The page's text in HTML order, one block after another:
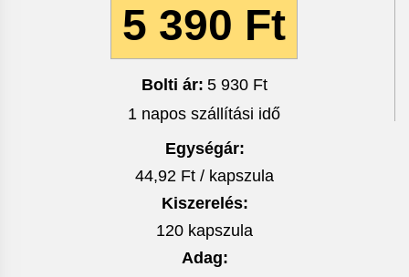
5 390 Ft
Bolti ár: 5 930 Ft
1 napos szállítási idő
Egységár:
44,92 Ft / kapszula
Kiszerelés:
120 kapszula
Adag: